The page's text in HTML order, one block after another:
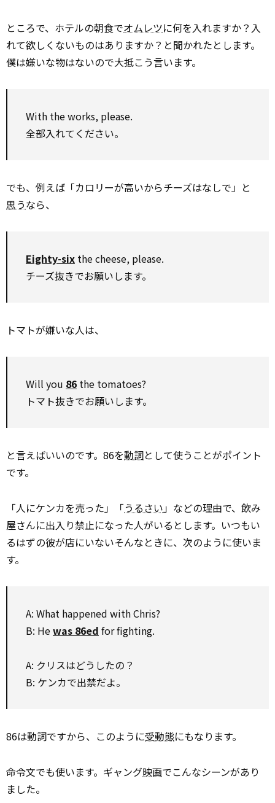
ところで、ホテルの朝食でオムレツに何を入れますか？入
れて欲しくないものはありますか？と聞かれたとします。
僕は嫌いな物はないので大抵こう言います。
With the works, please.
全部入れてください。
でも、例えば「カロリーが高いからチーズはなしで」と
思うなら、
Eighty-six the cheese, please.
チーズ抜きでお願いします。
トマトが嫌いな人は、
Will you 86 the tomatoes?
トマト抜きでお願いします。
と言えばいいのです。86を動詞として使うことがポイント
です。
「人にケンカを売った」「うるさい」などの理由で、飲み
屋さんに出入り禁止になった人がいるとします。いつもい
るはずの彼が店にいない――そんなときに、次のように使いま
す。
A: What happened with Chris?
B: Hewas 86ed for fighting.
A: クリスはどうしたの？
B: ケンカで出禁だよ。
86は動詞ですから、このように受動態にもなります。
命令文でも使います。ギャング映画でこんなシーンがあり
ました。